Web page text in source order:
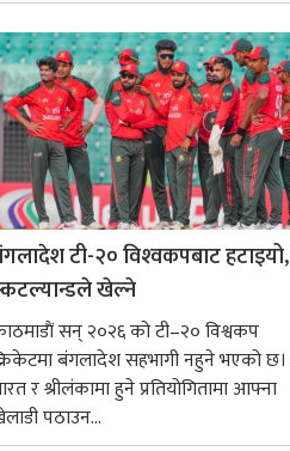
टी-२० विश्‍वकपबाट हटाइयो,
खेल्ने
सन् २०२६ को टी–२० विश्वकप
बंगलादेश सहभागी नहुने भएको छ।
र श्रीलंकामा हुने प्रतियोगितामा आफ्ना
पठाउन...